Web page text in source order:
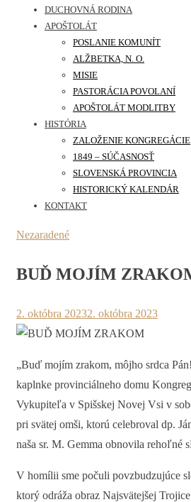
DUCHOVNÁ RODINA
APOŠTOLÁT
POSLANIE KOMUNÍT
ALŽBETKA, N. O.
MISIE
PASTORÁCIA POVOLANÍ
APOŠTOLÁT MODLITBY
HISTÓRIA
ZALOŽENIE KONGREGÁCIE
1849 – SÚČASNOSŤ
SLOVENSKÁ PROVINCIA
HISTORICKÝ KALENDÁR
KONTAKT
Nezaradené
BUĎ MOJÍM
2. októbra 20232. októbra 2023
„Buď mojím zrakom, môjho srdca
kaplnke provinciálneho domu
Vykupiteľa v Spišskej Novej Vsi v
pri svätej omši, ktorú celebroval dp.
naša sr. M. Gemma obnovila rehoľné
V homílii sme počuli povzbudzujúce
ktorý odráža obraz Najsvätejšej